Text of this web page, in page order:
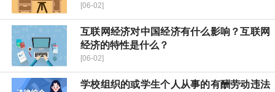
[06-02]
互联网经济对中国经济有什么影响？互联网
经济的特性是什么？
[06-02]
学校组织的或学生个人从事的有酬劳动违法